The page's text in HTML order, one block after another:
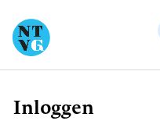
Kruimelpad
Inloggen